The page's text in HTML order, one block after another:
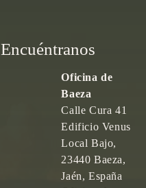
Encuéntranos
Oficina de
Baeza
Calle Cura 41
Edificio Venus
Local Bajo,
23440 Baeza,
Jaén, España